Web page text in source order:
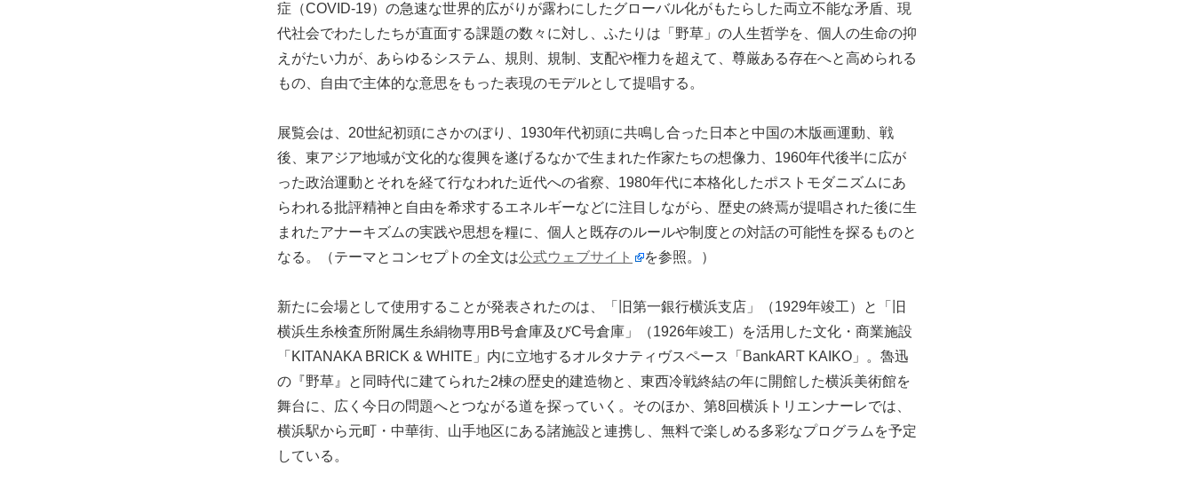
症（COVID-19）の急速な世界的広がりが露わにしたグローバル化がもたらした両⽴不能な⽭盾、現
代社会でわたしたちが直面する課題の数々に対し、ふたりは「野草」の⼈⽣哲学を、個⼈の⽣命の抑
えがたい⼒が、あらゆるシステム、規則、規制、⽀配や権⼒を超えて、尊厳ある存在へと⾼められる
もの、⾃由で主体的な意思をもった表現のモデルとして提唱する。
展覧会は、20世紀初頭にさかのぼり、1930年代初頭に共鳴し合った日本と中国の⽊版画運動、戦
後、東アジア地域が⽂化的な復興を遂げるなかで⽣まれた作家たちの想像力、1960年代後半に広が
った政治運動とそれを経て行なわれた近代への省察、1980年代に本格化したポストモダニズムにあ
らわれる批評精神と⾃由を希求するエネルギーなどに注目しながら、歴史の終焉が提唱された後に⽣
まれたアナーキズムの実践や思想を糧に、個⼈と既存のルールや制度との対話の可能性を探るものと
なる。（テーマとコンセプトの全文は公式ウェブサイト を参照。）
新たに会場として使用することが発表されたのは、「旧第⼀銀⾏横浜⽀店」（1929年竣⼯）と「旧
横浜⽣⽷検査所附属⽣⽷絹物専⽤B号倉庫及びC号倉庫」（1926年竣⼯）を活⽤した⽂化・商業施設
「KITANAKA BRICK & WHITE」内に⽴地するオルタナティヴスペース「BankART KAIKO」。魯迅
の『野草』と同時代に建てられた2棟の歴史的建造物と、東⻄冷戦終結の年に開館した横浜美術館を
舞台に、広く今⽇の問題へとつながる道を探っていく。そのほか、第8回横浜トリエンナーレでは、
横浜駅から元町・中華街、⼭⼿地区にある諸施設と連携し、無料で楽しめる多彩なプログラムを予定
している。